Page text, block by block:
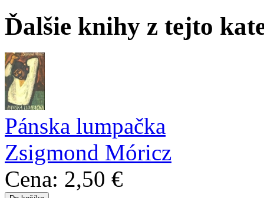
Ďalšie knihy z tejto
Pánska lumpačka
Zsigmond Móricz
Cena: 2,50 €